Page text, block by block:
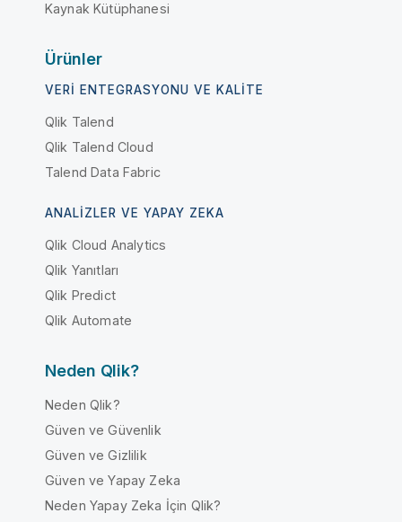
Kaynak Kütüphanesi
Ürünler
VERI ENTEGRASYONU VE KALITE
Qlik Talend
Qlik Talend Cloud
Talend Data Fabric
ANALIZLER VE YAPAY ZEKA
Qlik Cloud Analytics
Qlik Yanıtları
Qlik Predict
Qlik Automate
Neden Qlik?
Neden Qlik?
Güven ve Güvenlik
Güven ve Gizlilik
Güven ve Yapay Zeka
Neden Yapay Zeka İçin Qlik?